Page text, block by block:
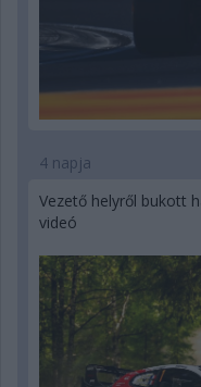
4 napja
Vezető helyről bukott
videó